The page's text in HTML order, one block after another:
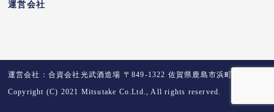
運営会社
運営会社：合資会社光武酒造場 〒849-1322 佐賀県鹿島市浜町乙2421
Copyright (C) 2021 Mitsutake Co.Ltd., All rights reserved.